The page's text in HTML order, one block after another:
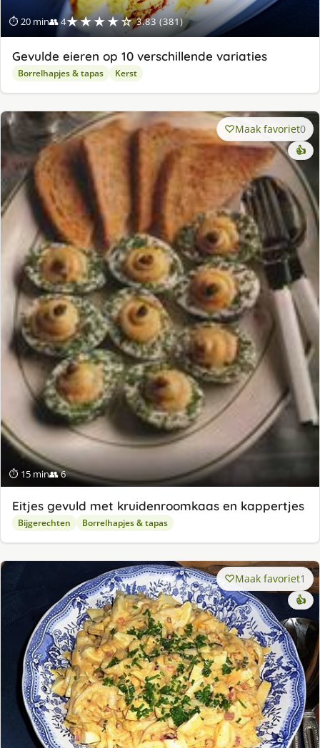
⏱ 20 min👥 4★★★★☆ 3.83 (381)
Gevulde eieren op 10 verschillende variaties
Borrelhapjes & tapas Kerst
⏱ 15 min👥 6
Maak favoriet0
👍
Eitjes gevuld met kruidenroomkaas en kappertjes
Bijgerechten Borrelhapjes & tapas
Maak favoriet1
👍